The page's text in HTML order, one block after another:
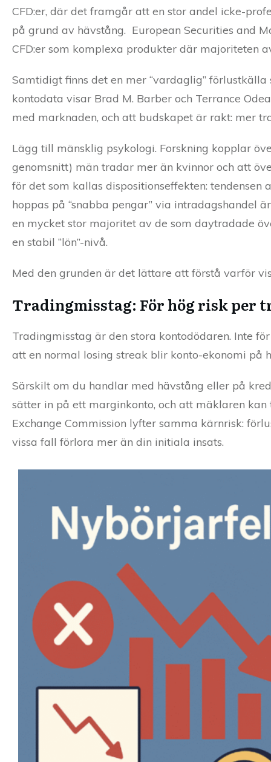
CFD:er, där det framgår att en stor andel icke-
på grund av hävstång. European Securities and
CFD:er som komplexa produkter där majoriteten
Samtidigt finns det en mer “vardaglig”
kontodata visar Brad M. Barber och Terrance
med marknaden, och att budskapet är rakt: mer
Lägg till mänsklig psykologi. Forskning kopplar
genomsnitt) män tradar mer än kvinnor och att
för det som kallas dispositionseffekten:
hoppas på “snabba pengar” via intradagshandel
en mycket stor majoritet av de som daytradade
en stabil “lön”-nivå.
Med den grunden är det lättare att förstå varför
Tradingmisstag: För hög risk per
Tradingmisstag är den stora kontodödaren. Inte
att en normal losing streak blir konto-ekonomi på
Särskilt om du handlar med hävstång eller på
sätter in på ett marginkonto, och att mäklaren
Exchange Commission lyfter samma kärnrisk:
vissa fall förlora mer än din initiala insats.